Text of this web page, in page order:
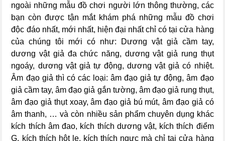
ngoài những mẫu đồ chơi người lớn thông thường, các
bạn còn được tận mắt khám phá những mẫu đồ chơi
độc đáo nhất, mới nhất, hiện đại nhất chỉ có tại cửa hàng
của chúng tôi mới có như: Dương vật giả cầm tay,
dương vật giả đa chức năng, dương vật giả rung thụt
ngoáy, dương vật giả tự động, dương vật giả có nhiệt.
Âm đạo giả thì có các loại: âm đạo giả tự động, âm đạo
giả cầm tay, âm đạo giả gắn tường, âm đạo giả rung thụt,
âm đạo giả thụt xoay, âm đạo giả bú mút, âm đạo giả có
âm thanh, … và còn nhiều sản phẩm chuyên dụng khác
kích thích âm đao, kích thích dương vật, kích thích điểm
G, kích thích hột le, kích thích ngực mà chỉ tại cửa hàng